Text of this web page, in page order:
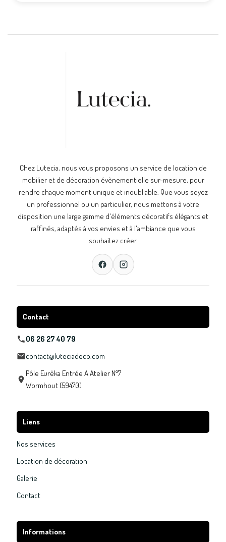
Chez Lutecia, nous vous proposons un service de location de
mobilier et de décoration évènementielle sur-mesure, pour
rendre chaque moment unique et inoubliable. Que vous soyez
un professionnel ou un particulier, nous mettons à votre
disposition une large gamme d'éléments décoratifs élégants et
raffinés, adaptés à vos envies et à l'ambiance que vous
souhaitez créer.
Contact
06 26 27 40 79
contact@luteciadeco.com
Pôle Eurêka Entrée A Atelier N°7
Wormhout (59470)
Liens
Nos services
Location de décoration
Galerie
Contact
Informations